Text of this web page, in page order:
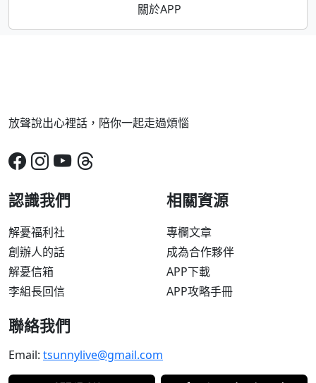
關於APP
放聲說出心裡話，陪你一起走過煩惱
認識我們
解憂福利社
創辦人的話
解憂信箱
李組長回信
相關資源
專欄文章
成為合作夥伴
APP下載
APP攻略手冊
聯絡我們
Email: tsunnylive@gmail.com